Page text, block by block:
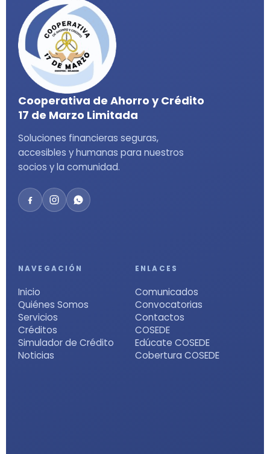
Cooperativa de Ahorro y Crédito
17 de Marzo Limitada
Soluciones financieras seguras,
accesibles y humanas para nuestros
socios y la comunidad.
NAVEGACIÓN
Inicio
Quiénes Somos
Servicios
Créditos
Simulador de Crédito
Noticias
ENLACES
Comunicados
Convocatorias
Contactos
COSEDE
Edúcate COSEDE
Cobertura COSEDE